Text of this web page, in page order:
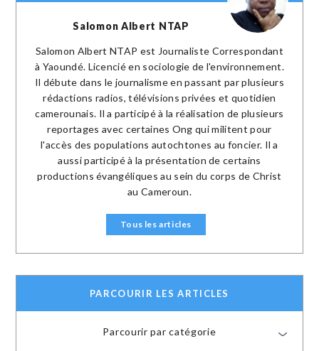
Salomon Albert NTAP
Salomon Albert NTAP est Journaliste Correspondant
à Yaoundé. Licencié en sociologie de l'environnement.
Il débute dans le journalisme en passant par plusieurs
rédactions radios, télévisions privées et quotidien
camerounais. Il a participé à la réalisation de plusieurs
reportages avec certaines Ong qui militent pour
l'accès des populations autochtones au foncier. Il a
aussi participé à la présentation de certains
productions évangéliques au sein du corps de Christ
au Cameroun.
Tous les articles
PARCOURIR LES ARTICLES
Parcourir par catégorie